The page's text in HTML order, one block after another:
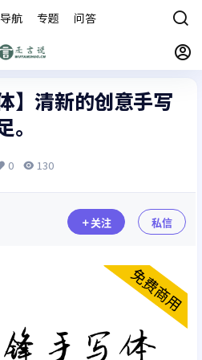
导航 专题 问答
】清新的创意手写
0 130
关注 私信